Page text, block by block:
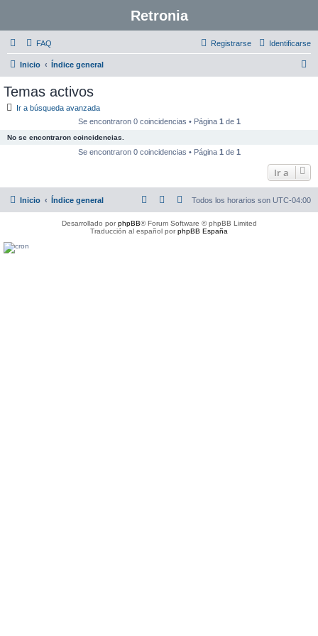
Retronia
FAQ Identificarse
Registrarse
Inicio Índice general
Temas activos
Ir a búsqueda avanzada
Se encontraron 0 coincidencias • Página 1 de 1
No se encontraron coincidencias.
Se encontraron 0 coincidencias • Página 1 de 1
Ir a
Inicio Índice general Todos los horarios son UTC-04:00
Desarrollado porphpBB® Forum Software © phpBB Limited
Traducción al español porphpBB España